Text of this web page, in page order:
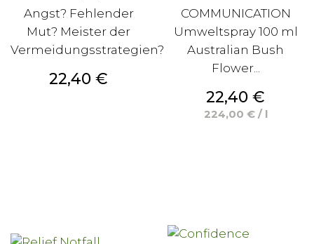
Angst? Fehlender
Mut? Meister der
Vermeidungsstrategien?
Preis
22,40 €
COMMUNICATION
Umweltspray 100 ml
Australian Bush
Flower...
Preis
22,40 €
224,00 € / l